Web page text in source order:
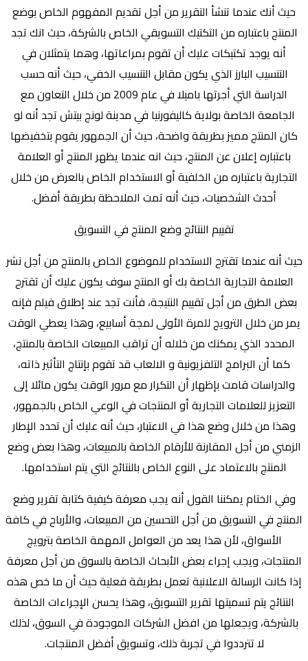
حيث أنك عندما تنشأ التقرير من أجل تقديم المفهوم الخاص بوضع
المنتج باعتباره من التكتيك التسويقي الخاص بالشركة، حيث انك تجد
أنه يوجد تكتيكات عليك أن تقوم بمراعاتها، وهما يتمثلان في
التنسيب البارز الذي يكون مقابل التنسيب الخفي، حيث أنه حسب
الدراسة التي أجرتها باميلا في عام 2009 من خلال التعاون مع
الجامعة الخاصة بولاية كاليفورنيا في مدينة لونج بيتش تجد أنه لو
كان المنتج مميز بطريقة واضحة، حيث أن الجمهور يقوم بتخفيضها
باعتباره إعلان عن المنتج، حيث انه عندما يظهر المنتج أو العلامة
التجارية باعتباره من الخلفية أو الاستخدام الخاص بالعرض من خلال
أحدث الشخصيات، حيث أنه تمت الملاحظة بطريقة أفضل.
تقييم النتائج وضع المنتج في التسويق
حيث أنه عندما تقترح الاستخدام للموضوع الخاص بالمنتج من أجل نشر
العلامة التجارية الخاصة بك أو المنتج سوف يكون عليك أن تقترح
بعض الطرق من أجل تقييم النتيجة، فأنت تجد عند إطلاق فيلم فإنه
يمر من خلال الترويج للمرة الأولى لمجة أسابيع، وهذا يعطي الوقت
المحدد الذي يمكنك من خلاله أن تراقب المبيعات الخاصة بالمنتج،
كما أن البرامج التلفزيونية و الالعاب قد تقوم بإنتاج التأثير ذاته،
والدراسات قامت بإظهار أن التكرار مع مرور الوقت يكون مائلا إلى
التعزيز للعلامات التجارية أو المنتجات في الوعي الخاص بالجمهور،
وهذا من خلال وضع هذا في الاعتبار، حيث أنه عليك أن تحدد الإطار
الزمني من أجل المقارنة للأرقام الخاصة بالمبيعات، وهذا بعض وضع
المنتج بالاعتماد على النوع الخاص بالنتائج التي يتم استخدامها.
وفي الختام يمكننا القول أنه يجب معرفة كيفية كتابة تقرير وضع
المنتج في التسويق من أجل التحسين من المبيعات، والأرباح في كافة
الأسواق، لأن هذا يعد من العوامل المهمة الخاصة بترويج
المنتجات، ويجب إجراء بعض الأبحاث الخاصة بالسوق من أجل معرفة
إذا كانت الرسالة الاعلانية تعمل بطريقة فعلية حيث أن ما خص هذه
النتائج يتم تسميتها تقرير التسويق، وهذا يحسن الإجراءات الخاصة
بالشركة، ويجعلها من افضل الشركات الموجودة في السوق، لذلك
لا تترددوا في تجربة ذلك، وتسويق أفضل المنتجات.